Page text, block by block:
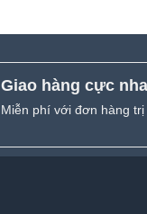
Giao hàng cực
Miễn phí với đơn hàng